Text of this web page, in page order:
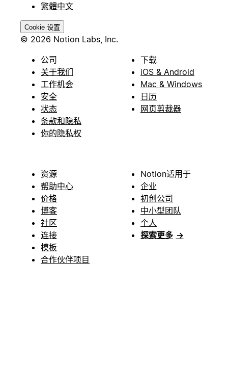
繁體中文
Cookie 设置
© 2026 Notion Labs, Inc.
公司
关于我们
工作机会
安全
状态
条款和隐私
你的隐私权
下载
iOS & Android
Mac & Windows
日历
网页剪裁器
资源
帮助中心
价格
博客
社区
连接
模板
合作伙伴项目
Notion适用于
企业
初创公司
中小型团队
个人
探索更多 →